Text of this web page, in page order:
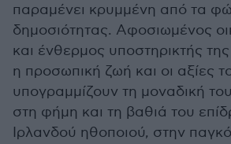
παραμένει κρυμμένη από τα
δημοσιότητας. Αφοσιωμένος
και ένθερμος υποστηρικτής της
η προσωπική ζωή και οι αξίες
υπογραμμίζουν τη μοναδική
στη φήμη και τη βαθιά του
Ιρλανδού ηθοποιού, στην